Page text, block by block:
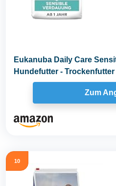
Eukanuba Daily Care
Hundefutter -
sensibler...
Zum
10